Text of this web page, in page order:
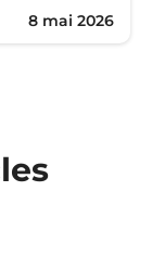
8 mai 2026